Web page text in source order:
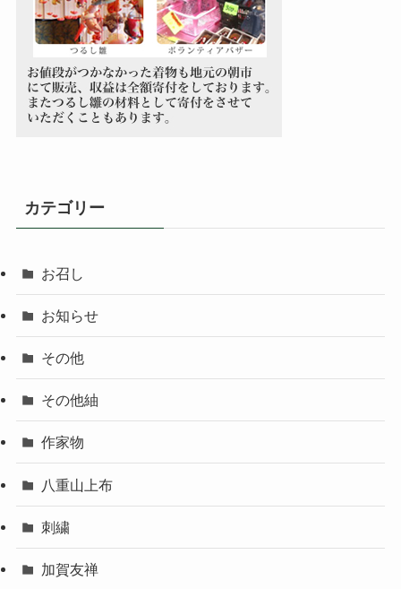
カテゴリー
お召し
お知らせ
その他
その他紬
作家物
八重山上布
刺繍
加賀友禅